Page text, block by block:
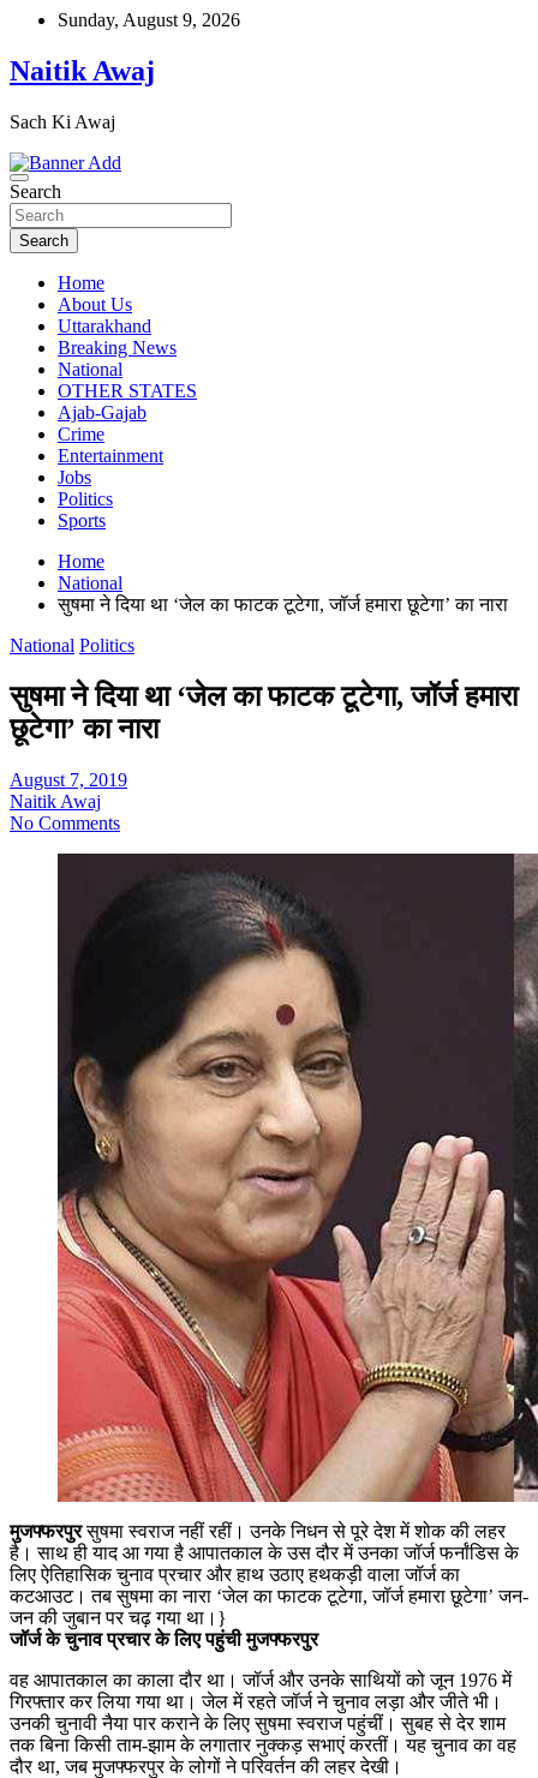
Skip
content
Sunday, August 9, 2026
Naitik Awaj
Sach Ki Awaj
Search
Search
Home
About Us
Uttarakhand
Breaking News
National
OTHER STATES
Ajab-Gajab
Crime
Entertainment
Jobs
Politics
Sports
Home
National
सुषमा ने दिया था ‘जेल का फाटक टूटेगा, जॉर्ज हमारा छूटेगा’ का नारा
National Politics
सुषमा ने दिया था ‘जेल का फाटक टूटेगा, जॉर्ज हमारा
छूटेगा’ का नारा
August 7, 2019
Naitik Awaj
No Comments
मुजफ्फरपुरसुषमा स्‍वराज नहीं रहीं। उनके निधन से पूरे देश में शोक की लहर
है। साथ ही याद आ गया है आपातकाल के उस दौर में उनका जॉर्ज फर्नांडिस के
लिए ऐतिहासिक चुनाव प्रचार और हाथ उठाए हथकड़ी वाला जॉर्ज का
कटआउट। तब सुषमा का नारा ‘जेल का फाटक टूटेगा, जॉर्ज हमारा छूटेगा’ जन-
जन की जुबान पर चढ़ गया था।}
जॉर्ज के चुनाव प्रचार के लिए पहुंची मुजफ्फरपुर
वह आपातकाल का काला दौर था। जॉर्ज और उनके साथियों को जून 1976 में
गिरफ्तार कर लिया गया था। जेल में रहते जॉर्ज ने चुनाव लड़ा और जीते भी।
उनकी चुनावी नैया पार कराने के लिए सुषमा स्वराज पहुंचीं। सुबह से देर शाम
तक बिना किसी ताम-झाम के लगातार नुक्कड़ सभाएं करतीं। यह चुनाव का वह
दौर था, जब मुजफ्फरपुर के लोगों ने परिवर्तन की लहर देखी।